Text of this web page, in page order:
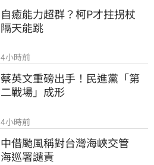
自癒能力超群？柯P才拄拐杖
隔天能跳
4小時前
蔡英文重磅出手！民進黨「第
二戰場」成形
4小時前
中借颱風稱對台灣海峽交管
海巡署譴責